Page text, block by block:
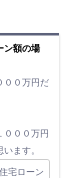
ン額の場
００万円だ
０００万円
ます。
宅ローン